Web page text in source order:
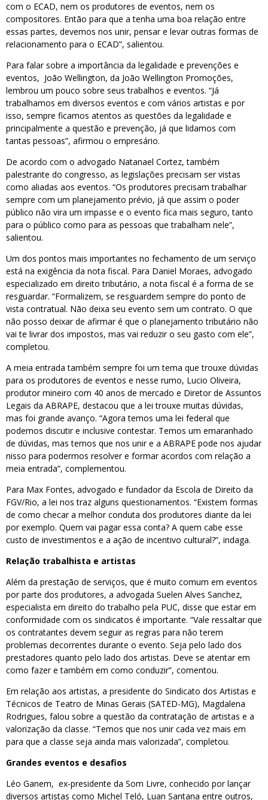
com o ECAD, nem os produtores de eventos, nem os
compositores. Então para que a tenha uma boa relação entre
essas partes, devemos nos unir, pensar e levar outras formas de
relacionamento para o ECAD”, salientou.
Para falar sobre a importância da legalidade e prevenções e
eventos, João Wellington, da João Wellington Promoções,
lembrou um pouco sobre seus trabalhos e eventos. “Já
trabalhamos em diversos eventos e com vários artistas e por
isso, sempre ficamos atentos as questões da legalidade e
principalmente a questão e prevenção, já que lidamos com
tantas pessoas”, afirmou o empresário.
De acordo com o advogado Natanael Cortez, também
palestrante do congresso, as legislações precisam ser vistas
como aliadas aos eventos. “Os produtores precisam trabalhar
sempre com um planejamento prévio, já que assim o poder
público não vira um impasse e o evento fica mais seguro, tanto
para o público como para as pessoas que trabalham nele”,
salientou.
Um dos pontos mais importantes no fechamento de um serviço
está na exigência da nota fiscal. Para Daniel Moraes, advogado
especializado em direito tributário, a nota fiscal é a forma de se
resguardar. “Formalizem, se resguardem sempre do ponto de
vista contratual. Não deixa seu evento sem um contrato. O que
não posso deixar de afirmar é que o planejamento tributário não
vai te livrar dos impostos, mas vai reduzir o seu gasto com ele”,
completou.
A meia entrada também sempre foi um tema que trouxe dúvidas
para os produtores de eventos e nesse rumo, Lucio Oliveira,
produtor mineiro com 40 anos de mercado e Diretor de Assuntos
Legais da ABRAPE, destacou que a lei trouxe muitas dúvidas,
mas foi grande avanço. “Agora temos uma lei federal que
podemos discutir e inclusive contestar. Temos um emaranhado
de dúvidas, mas temos que nos unir e a ABRAPE pode nos ajudar
nisso para podermos resolver e formar acordos com relação a
meia entrada”, complementou.
Para Max Fontes, advogado e fundador da Escola de Direito da
FGV/Rio, a lei nos traz alguns questionamentos. “Existem formas
de como checar a melhor conduta dos produtores diante da lei
por exemplo. Quem vai pagar essa conta? A quem cabe esse
custo de investimentos e a ação de incentivo cultural?”, indaga.
Relação trabalhista e artistas
Além da prestação de serviços, que é muito comum em eventos
por parte dos produtores, a advogada Suelen Alves Sanchez,
especialista em direito do trabalho pela PUC, disse que estar em
conformidade com os sindicatos é importante. “Vale ressaltar que
os contratantes devem seguir as regras para não terem
problemas decorrentes durante o evento. Seja pelo lado dos
prestadores quanto pelo lado dos artistas. Deve se atentar em
como fazer e também em como conduzir”, comentou.
Em relação aos artistas, a presidente do Sindicato dos Artistas e
Técnicos de Teatro de Minas Gerais (SATED-MG), Magdalena
Rodrigues, falou sobre a questão da contratação de artistas e a
valorização da classe. “Temos que nos unir cada vez mais em
para que a classe seja ainda mais valorizada”, completou.
Grandes eventos e desafios
Léo Ganem, ex-presidente da Som Livre, conhecido por lançar
diversos artistas como Michel Teló, Luan Santana entre outros,